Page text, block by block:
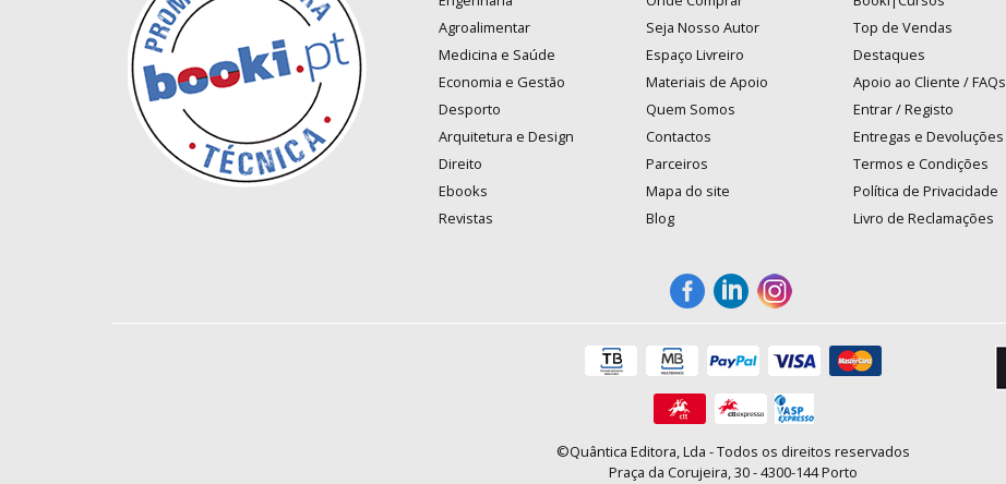
Agroalimentar
Medicina e Saúde
Economia e Gestão
Desporto
Arquitetura e Design
Direito
Ebooks
Revistas
Seja Nosso Autor
Espaço Livreiro
Materiais de Apoio
Quem Somos
Contactos
Parceiros
Mapa do site
Blog
Top de Vendas
Destaques
Apoio ao Cliente / FAQs
Entrar / Registo
Entregas e Devoluções
Termos e Condições
Política de Privacidade
Livro de Reclamações
©Quântica Editora, Lda - Todos os direitos reservados
Praça da Corujeira, 30 - 4300-144 Porto